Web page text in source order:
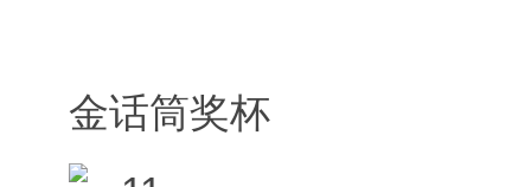
金话筒奖杯